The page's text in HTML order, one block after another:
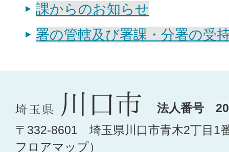
課からのお知らせ
署の管轄及び署課・分署の受
法人番号
〒332-8601 埼玉県川口市青木2丁目1
フロアマップ）